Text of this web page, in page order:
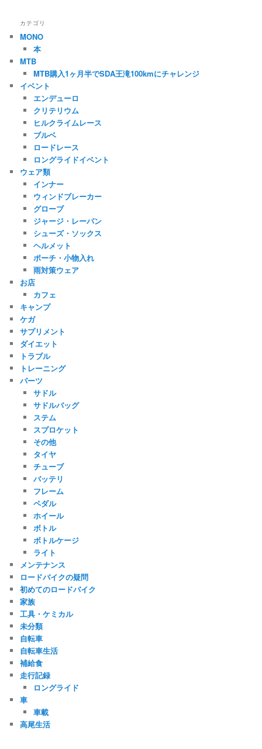
カテゴリ
MONO
本
MTB
MTB購入1ヶ月半でSDA王滝100kmにチャレンジ
イベント
エンデューロ
クリテリウム
ヒルクライムレース
ブルベ
ロードレース
ロングライドイベント
ウェア類
インナー
ウィンドブレーカー
グローブ
ジャージ・レーパン
シューズ・ソックス
ヘルメット
ポーチ・小物入れ
雨対策ウェア
お店
カフェ
キャンプ
ケガ
サプリメント
ダイエット
トラブル
トレーニング
パーツ
サドル
サドルバッグ
ステム
スプロケット
その他
タイヤ
チューブ
バッテリ
フレーム
ペダル
ホイール
ボトル
ボトルケージ
ライト
メンテナンス
ロードバイクの疑問
初めてのロードバイク
家族
工具・ケミカル
未分類
自転車
自転車生活
補給食
走行記録
ロングライド
車
車載
高尾生活